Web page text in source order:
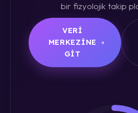
bir fizyolojik takip
VERI
MERKEZINE
GIT